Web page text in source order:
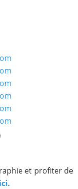
et profiter de